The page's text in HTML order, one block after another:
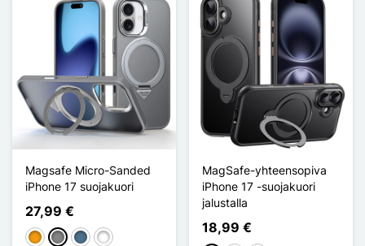
Magsafe Micro-Sanded
iPhone 17 suojakuori
27,99 €
OranssiGris Titanium
Bleu Titanium
Noir Titanium
MagSafe-yhteensopiva
iPhone 17 -suojakuori
jalustalla
18,99 €